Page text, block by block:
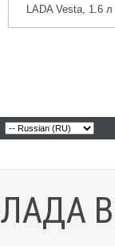
LADA Vesta, 1.6
ЛАДА